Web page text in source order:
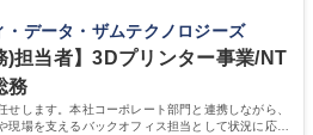
、既存領域を超えた案件の開拓 ■NTTデ
宅勤務可/社会貢献
ますので、最短で1.5年～2年で正社員へ
の正社員登用率は90％です。 将来的に
って頂く事を期待しています。 正社員登用
安心ください。 学歴・資格 学
学校 高校 語学力： 資格：
データ・ザムテクノロジーズ
)担当者】3Dプリンター事業/NT
務
せします。本社コーポレート部門と連携しながら、
場を支えるバックオフィス担当として状況に応じ